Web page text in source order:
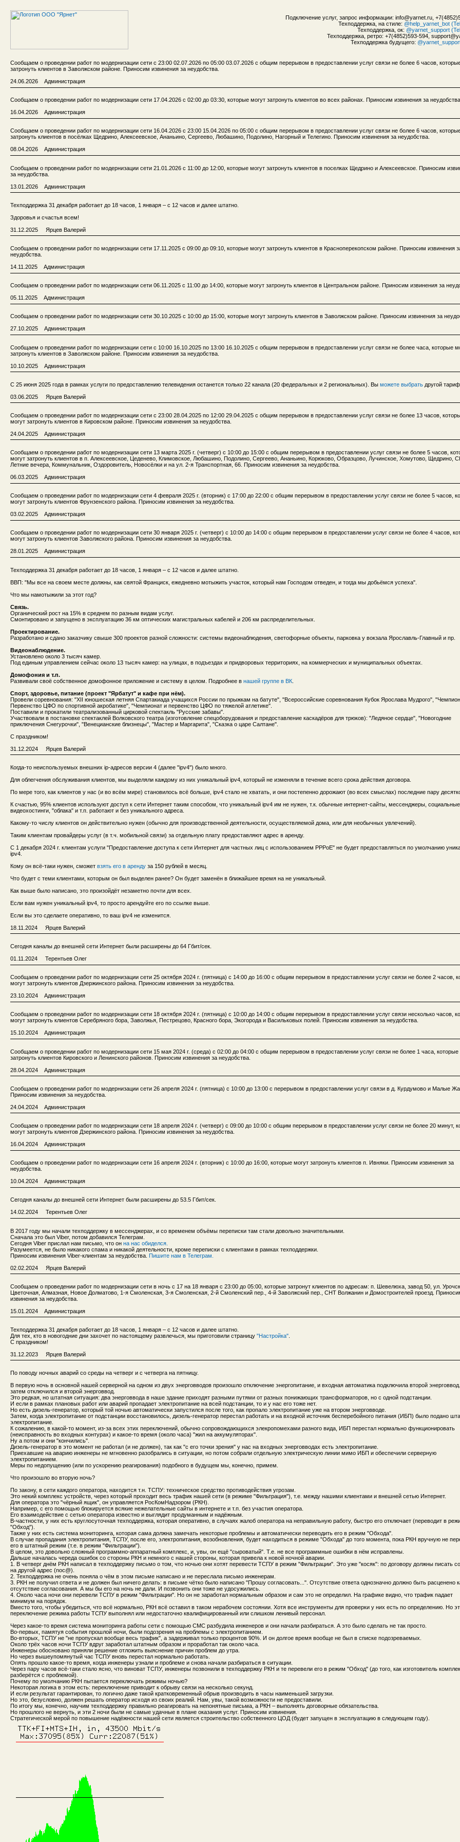
Подключение услуг, запрос информации: info@yarnet.ru,
Техподдержка, на стиле: @help_yarnet_bot
Техподдержка, ок: @yarnet_support
Техподдержка, ретро: +7(4852)593-594,
Техподдержка будущего:
Сообщаем о проведении работ по модернизации сети с 23:00 02.07.2026 по 05:00 03.07.2026 с общим перерывом в предоставлении услуг связи не более 6 часов,
затронуть клиентов в Заволжском районе. Приносим извинения за неудобства.
24.06.2026 Администрация
Сообщаем о проведении работ по модернизации сети 17.04.2026 с 02:00 до 03:30, которые могут затронуть клиентов во всех районах. Приносим извинения за неудобства.
16.04.2026 Администрация
Сообщаем о проведении работ по модернизации сети 16.04.2026 c 23:00 15.04.2026 по 05:00 с общим перерывом в предоставлении услуг связи не более 6 часов,
затронуть клиентов в посёлках Щедрино, Алексеевское, Ананьино, Сергеево, Любашино, Подолино, Нагорный и Телегино. Приносим извинения за неудобства.
08.04.2026 Администрация
Сообщаем о проведении работ по модернизации сети 21.01.2026 с 11:00 до 12:00, которые могут затронуть клиентов в поселках Щедрино и Алексеевское. Приносим
за неудобства.
13.01.2026 Администрация
Техподдержка 31 декабря работает до 18 часов, 1 января – с 12 часов и далее штатно.
Здоровья и счастья всем!
31.12.2025 Ярцев Валерий
Сообщаем о проведении работ по модернизации сети 17.11.2025 с 09:00 до 09:10, которые могут затронуть клиентов в Красноперекопском районе. Приносим извинения
неудобства.
14.11.2025 Администрация
Сообщаем о проведении работ по модернизации сети 06.11.2025 с 11:00 до 14:00, которые могут затронуть клиентов в Центральном районе. Приносим извинения за
05.11.2025 Администрация
Сообщаем о проведении работ по модернизации сети 30.10.2025 с 10:00 до 15:00, которые могут затронуть клиентов в Заволжском районе. Приносим извинения за
27.10.2025 Администрация
Сообщаем о проведении работ по модернизации сети с 10:00 16.10.2025 по 13:00 16.10.2025 с общим перерывом в предоставлении услуг связи не более часа, которые
затронуть клиентов в Заволжском районе. Приносим извинения за неудобства.
10.10.2025 Администрация
С 25 июня 2025 года в рамках услуги по предоставлению телевидения останется только 22 канала (20 федеральных и 2 региональных). Вы можете выбрать другой тариф.
03.06.2025 Ярцев Валерий
Сообщаем о проведении работ по модернизации сети с 23:00 28.04.2025 по 12:00 29.04.2025 с общим перерывом в предоставлении услуг связи не более 13 часов,
могут затронуть клиентов в Кировском районе. Приносим извинения за неудобства.
24.04.2025 Администрация
Сообщаем о проведении работ по модернизации сети 13 марта 2025 г. (четверг) с 10:00 до 15:00 с общим перерывом в предоставлении услуг связи не более 5 часов,
могут затронуть клиентов в п. Алексеевское, Цеденево, Климовское, Любашино, Подолино, Сергеево, Ананьино, Корюково, Образцово, Лучинское, Хомутово, Щедрино,
Летние вечера, Коммунальник, Оздоровитель, Новосёлки и на ул. 2-я Транспортная, 66. Приносим извинения за неудобства.
06.03.2025 Администрация
Сообщаем о проведении работ по модернизации сети 4 февраля 2025 г. (вторник) с 17:00 до 22:00 с общим перерывом в предоставлении услуг связи не более 5 часов,
могут затронуть клиентов Фрунзенского района. Приносим извинения за неудобства.
03.02.2025 Администрация
Сообщаем о проведении работ по модернизации сети 30 января 2025 г. (четверг) с 10:00 до 14:00 с общим перерывом в предоставлении услуг связи не более 4 часов,
могут затронуть клиентов Заволжского района. Приносим извинения за неудобства.
28.01.2025 Администрация
Техподдержка 31 декабря работает до 18 часов, 1 января – с 12 часов и далее штатно.
ВВП: "Мы все на своем месте должны, как святой Франциск, ежедневно мотыжить участок, который нам Господом отведен, и тогда мы добьёмся успеха".
Что мы намотыжили за этот год?
Связь.
Органический рост на 15% в среднем по разным видам услуг.
Смонтировано и запущено в эксплуатацию 36 км оптических магистральных кабелей и 206 км распределительных.
Проектирование.
Разработано и сдано заказчику свыше 300 проектов разной сложности: системы видеонаблюдения, светофорные объекты, парковка у вокзала Ярославль-Главный и пр.
Видеонаблюдение.
Установлено около 3 тысяч камер.
Под единым управлением сейчас около 13 тысяч камер: на улицах, в подъездах и придворовых территориях, на коммерческих и муниципальных объектах.
Домофония и т.п.
Развивали своё собственное домофонное приложение и систему в целом. Подробнее в нашей группе в ВК
Спорт, здоровье, питание (проект "Ярбатут" и кафе при нём).
Провели соревнования: "XII юношеская летняя Спартакиада учащихся России по прыжкам на батуте", "Всероссийские соревнования Кубок Ярослава Мудрого",
Первенство ЦФО по спортивной акробатике", "Чемпионат и первенство ЦФО по тяжелой атлетике".
Поставили и прокатили театрализованный цирковой спектакль "Русские забавы".
Участвовали в постановке спектаклей Волковского театра (изготовление спецоборудования и предоставление каскадёров для трюков): "Ледяное сердце", "Новогодние
приключения Снегурочки", "Венецианские близнецы", "Мастер и Маргарита", "Сказка о царе Салтане".
С праздником!
31.12.2024 Ярцев Валерий
Когда-то неиспользуемых внешних ip-адресов версии 4 (далее "ipv4") было много.
Для облегчения обслуживания клиентов, мы выделяли каждому из них уникальный ipv4, который не изменяли в течение всего срока действия договора.
По мере того, как клиентов у нас (и во всём мире) становилось всё больше, ipv4 стало не хватать, и они постепенно дорожают (во всех смыслах) последние пару
К счастью, 95% клиентов используют доступ к сети Интернет таким способом, что уникальный ipv4 им не нужен, т.к. обычные интернет-сайты, мессенджеры, социальные
видеохостинги, "облака" и т.п. работают и без уникального адреса.
Какому-то числу клиентов он действительно нужен (обычно для производственной деятельности, осуществляемой дома, или для необычных увлечений).
Таким клиентам провайдеры услуг (в т.ч. мобильной связи) за отдельную плату предоставляют адрес в аренду.
С 1 декабря 2024 г. клиентам услуги "Предоставление доступа к сети Интернет для частных лиц с использованием PPPoE" не будет предоставляться по умолчанию
ipv4.
Кому он всё-таки нужен, сможет взять его в аренду за 150 рублей в месяц.
Что будет с теми клиентами, которым он был выделен ранее? Он будет заменён в ближайшее время на не уникальный.
Как выше было написано, это произойдёт незаметно почти для всех.
Если вам нужен уникальный ipv4, то просто арендуйте его по ссылке выше.
Если вы это сделаете оперативно, то ваш ipv4 не изменится.
18.11.2024 Ярцев Валерий
Сегодня каналы до внешней сети Интернет были расширены до 64 Гбит/сек.
01.11.2024 Терентьев Олег
Сообщаем о проведении работ по модернизации сети 25 октября 2024 г. (пятница) с 14:00 до 16:00 с общим перерывом в предоставлении услуг связи не более 2 часов,
могут затронуть клиентов Дзержинского района. Приносим извинения за неудобства.
23.10.2024 Администрация
Сообщаем о проведении работ по модернизации сети 18 октября 2024 г. (пятница) с 10:00 до 14:00 с общим перерывом в предоставлении услуг связи несколько часов,
могут затронуть клиентов Серебряного бора, Заволжья, Пестрецово, Красного бора, Экогорода и Васильковых полей. Приносим извинения за неудобства.
15.10.2024 Администрация
Сообщаем о проведении работ по модернизации сети 15 мая 2024 г. (среда) с 02:00 до 04:00 с общим перерывом в предоставлении услуг связи не более 1 часа, которые
затронуть клиентов Кировского и Ленинского районов. Приносим извинения за неудобства.
28.04.2024 Администрация
Сообщаем о проведении работ по модернизации сети 26 апреля 2024 г. (пятница) с 10:00 до 13:00 с перерывом в предоставлении услуг связи в д. Курдумово и Малые
Приносим извинения за неудобства.
24.04.2024 Администрация
Сообщаем о проведении работ по модернизации сети 18 апреля 2024 г. (четверг) с 09:00 до 10:00 с общим перерывом в предоставлении услуг связи не более 20 минут,
могут затронуть клиентов Дзержинского района. Приносим извинения за неудобства.
16.04.2024 Администрация
Сообщаем о проведении работ по модернизации сети 16 апреля 2024 г. (вторник) с 10:00 до 16:00, которые могут затронуть клиентов п. Ивняки. Приносим извинения за
неудобства.
10.04.2024 Администрация
Сегодня каналы до внешней сети Интернет были расширены до 53.5 Гбит/сек.
14.02.2024 Терентьев Олег
В 2017 году мы начали техподдержку в мессенджерах, и со временем объёмы переписки там стали довольно значительными.
Сначала это был Viber, потом добавился Телеграм.
Сегодня Viber прислал нам письмо, что он на нас обиделся.
Разумеется, не было никакого спама и никакой деятельности, кроме переписки с клиентами в рамках техподдержки.
Приносим извинения Viber-клиентам за неудобства. Пишите нам в Телеграм.
02.02.2024 Ярцев Валерий
Сообщаем о проведении работ по модернизации сети в ночь с 17 на 18 января с 23:00 до 05:00, которые затронут клиентов по адресам: п. Шевелюха, завод 50, ул.
Цветочная, Алмазная, Новое Долматово, 1-я Смоленская, 3-я Смоленская, 2-й Смоленский пер., 4-й Заволжский пер., СНТ Волжанин и Домостроителей проезд.
извинения за неудобства.
15.01.2024 Администрация
Техподдержка 31 декабря работает до 18 часов, 1 января – с 12 часов и далее штатно.
Для тех, кто в новогодние дни захочет по настоящему развлечься, мы приготовили страницу "Настройка"
С праздником!
31.12.2023 Ярцев Валерий
По поводу ночных аварий со среды на четверг и с четверга на пятницу.
В первую ночь в основной нашей серверной на одном из двух энерговводов произошло отключение энергопитание, и входная автоматика подключила второй
затем отключился и второй энерговвод.
Это редкая, но штатная ситуация: два энерговвода в наше здание приходят разными путями от разных понижающих трансформаторов, но с одной подстанции.
И если в рамках плановых работ или аварий пропадает электропитание на всей подстанции, то и у нас его тоже нет.
Но есть дизель-генератор, который той ночью автоматически запустился после того, как пропало электропитание уже на втором энерговводе.
Затем, когда электропитание от подстанции восстановилось, дизель-генератор перестал работать и на входной источник бесперебойного питания (ИБП) было подано
электропитание.
К сожалению, в какой-то момент, из-за всех этих переключений, обычно сопровождающихся элекропомехами разного вида, ИБП перестал нормально функционировать
(неисправность во входных контурах) и какое-то время (около часа) "жил на аккумуляторах".
Ну а потом и они "кончились".
Дизель-генератор в это момент не работал (и не должен), так как "с его точки зрения" у нас на входных энерговводах есть электропитание.
Приехавшие на аварию инженеры не мгновенно разобрались в ситуации, но потом собрали отдельную электрическую линии мимо ИБП и обеспечили серверную
электропитанием.
Меры по недопущению (или по ускорению реагирования) подобного в будущем мы, конечно, примем.
Что произошло во вторую ночь?
По закону, в сети каждого оператора, находится т.н. ТСПУ: техническое средство противодействия угрозам.
Это некий комплекс устройств, через который проходит весь трафик нашей сети (в режиме "Фильтрация"), т.е. между нашими клиентами и внешней сетью Интернет.
Для оператора это "чёрный ящик", он управляется РосКомНадзором (РКН).
Например, с его помощью блокируется всякие нежелательные сайты в интернете и т.п. без участия оператора.
Его взаимодействие с сетью оператора известно и выглядит продуманным и надёжным.
В-частности, у них есть круглосуточная техподдержка, которая оперативно, в случаях жалоб оператора на неправильную работу, быстро его отключает (переводит в
"Обход").
Также у них есть система мониторинга, которая сама должна замечать некоторые проблемы и автоматически переводить его в режим "Обхода".
В случае пропадания электропитания, ТСПУ, после его, электропитания, возобновления, будет находиться в режиме "Обхода" до того момента, пока РКН вручную не
его в штатный режим (т.е. в режим "Фильтрации").
В целом, это довольно сложный программно-аппаратный комплекс, и, увы, он ещё "сыроватый". Т.е. не все программные ошибки в нём исправлены.
Дальше началась череда ошибок со стороны РКН и немного с нашей стороны, которая привела к новой ночной аварии.
1. В четверг днём РКН написал в техподдержку письмо о том, что ночью они хотят перевести ТСПУ в режим "Фильтрации". Это уже "косяк": по договору должны писать
на другой адрес (noc@).
2. Техподдержка не очень поняла о чём в этом письме написано и не переслала письмо инженерам.
3. РКН не получил ответа и не должен был ничего делать: в письме чётко было написано "Прошу согласовать...". Отсутствие ответа однозначно должно быть расценено
отсутствие согласования. А мы бы его на ночь не дали. И позвонить они тоже не удосужились.
4. Около часа ночи они перевели ТСПУ в режим "Фильтрации". Но он не заработал нормальным образом и сам это не определил. На графике видно, что трафик падает
минимум на порядок.
Вместо того, чтобы убедиться, что всё нормально, РКН всё оставил в таком нерабочем состоянии. Хотя все инструменты для проверки у них есть по определению. Но
переключение режима работы ТСПУ выполнял или недостаточно квалифицированный или слишком ленивый персонал.
Через какое-то время система мониторинга работы сети с помощью СМС разбудила инженеров и они начали разбираться. А это было сделать не так просто.
Во-первых, памятуя события прошлой ночи, были подозрения на проблемы с электропитанием.
Во-вторых, ТСПУ не "не пропускал вообще весь трафик", а задерживал только процентов 90%. И он долгое время вообще не был в списке подозреваемых.
Около трёх часов ночи ТСПУ вдруг заработал штатным образом и проработал так около часа.
Инженеры обосновано приняли решение отложить выяснение причин проблем до утра.
Но через вышеупомянутый час ТСПУ вновь перестал нормально работать.
Опять прошло какое-то время, когда инженеры узнали и проблеме и снова начали разбираться в ситуации.
Через пару часов всё-таки стало ясно, что виноват ТСПУ, инженеры позвонили в техподдержку РКН и те перевели его в режим "Обход" (до того, как изготовитель
разберётся с проблемой).
Почему по умолчанию РКН пытается переключать режимы ночью?
Некоторая логика в этом есть: переключение приводит к обрыву связи на несколько секунд.
И если результат гарантирован, то логично даже такой кратковременный обрыв производить в часы наименьшей загрузки.
Но это, безусловно, должен решать оператор исходя из своих реалий. Нам, увы, такой возможности не предоставили.
По итогу мы, конечно, научим техподдержку правильно реагировать на непонятные письма, а РКН – выполнять договорные обязательства.
Но прошлого не вернуть, и эти 2 ночи были не самые удачные в плане оказания услуг. Приносим извинения.
Стратегической мерой по повышение надёжности нашей сети является строительство собственного ЦОД (будет запущен в эксплуатацию в следующем году).